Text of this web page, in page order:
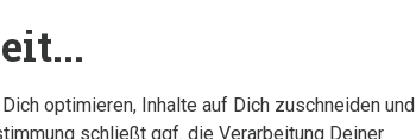
optimieren, Inhalte auf Dich zuschneiden und
schließt ggf. die Verarbeitung Deiner